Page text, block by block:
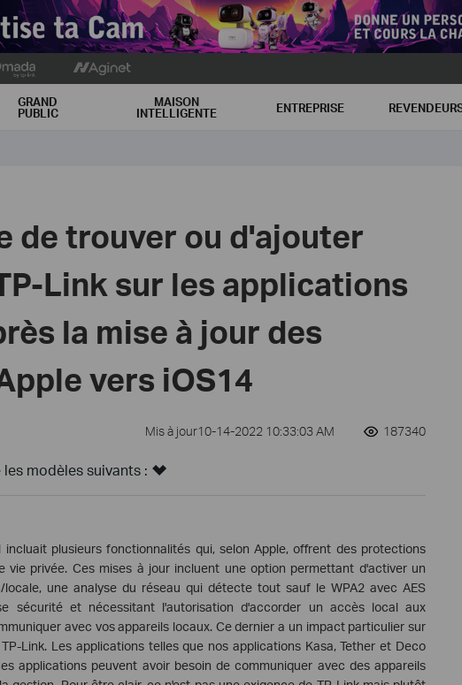
GRAND
PUBLIC
MAISON
INTELLIGENTE ENTREPRISE
de trouver ou d'ajouter
Link sur les applications
la mise à jour des
vers iOS14
Mis à jour10-14-2022 10:33:03 AM 187340
modèles suivants :
plusieurs fonctionnalités qui, selon Apple, offrent des protections
vie privée. Ces mises à jour incluent une option permettant d'activer un
locale, une analyse du réseau qui détecte tout sauf le WPA2 avec AES
sécurité et nécessitant l'autorisation d'accorder un accès local aux
avec vos appareils locaux. Ce dernier a un impact particulier sur
Link. Les applications telles que nos applications Kasa, Tether et Deco
applications peuvent avoir besoin de communiquer avec des appareils